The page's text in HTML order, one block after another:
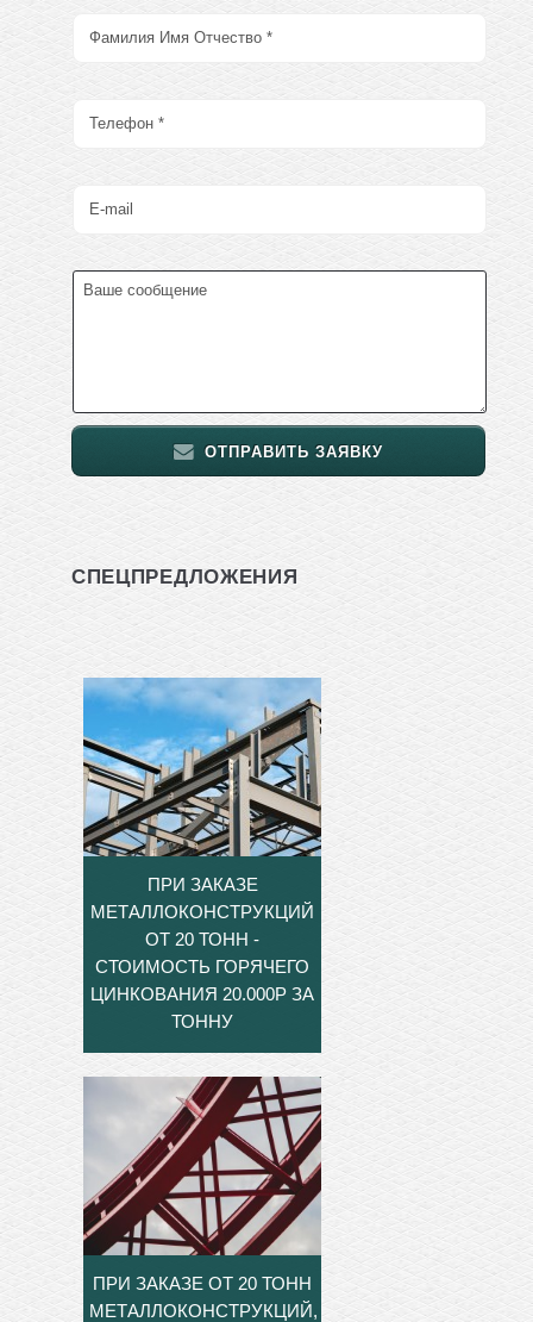
ОТПРАВИТЬ ЗАЯВКУ
СПЕЦПРЕДЛОЖЕНИЯ
ПРИ ЗАКАЗЕ
МЕТАЛЛОКОНСТРУКЦИЙ
ОТ 20 ТОНН -
СТОИМОСТЬ ГОРЯЧЕГО
ЦИНКОВАНИЯ 20.000Р ЗА
ТОННУ
ПРИ ЗАКАЗЕ ОТ 20 ТОНН
МЕТАЛЛОКОНСТРУКЦИЙ,